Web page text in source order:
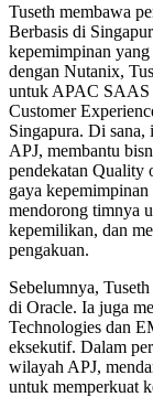
Tuseth membawa
Berbasis di
kepemimpinan
dengan Nutanix,
untuk APAC SAAS
Customer
Singapura. Di sana,
APJ, membantu
pendekatan Quality
gaya
mendorong timnya
kepemilikan, dan
pengakuan.
Sebelumnya,
di Oracle. Ia juga
Technologies dan
eksekutif. Dalam
wilayah APJ,
untuk memperkuat